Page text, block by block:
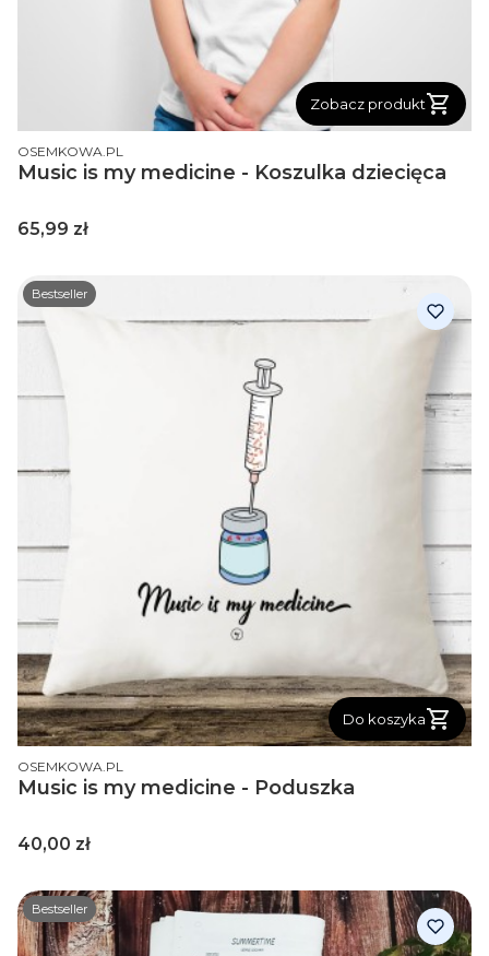
Zobacz produkt
PRODUCENT
OSEMKOWA.PL
Music is my medicine - Koszulka dziecięca
Cena
65,99 zł
Bestseller
Do koszyka
PRODUCENT
OSEMKOWA.PL
Music is my medicine - Poduszka
Cena
40,00 zł
Bestseller